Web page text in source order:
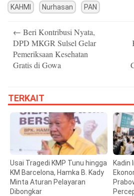
KAHMI Nurhasan PAN
navigation
← Beri Kontribusi Nyata,
DPD MKGR Sulsel Gelar
Pemeriksaan Kesehatan
Gratis di Gowa
TERKAIT
Usai Tragedi KMP Tunu hingga
KM Barcelona, Hamka B. Kady
Minta Aturan Pelayaran
Dibongkar
Kadin